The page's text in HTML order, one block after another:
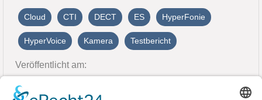
Cloud CTI DECT ES HyperFonie
HyperVoice Kamera Testbericht
Veröffentlicht am:
22. September 2025